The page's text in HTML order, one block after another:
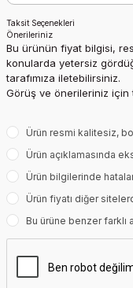
Taksit Seçenekleri
Önerileriniz
Bu ürünün fiyat bilgisi,
konularda yetersiz
tarafımıza iletebilirsiniz.
Görüş ve önerileriniz için
Ürün resmi kalitesiz,
Ürün açıklamasında
Ürün bilgilerinde
Ürün fiyatı diğer
Bu ürüne benzer farklı